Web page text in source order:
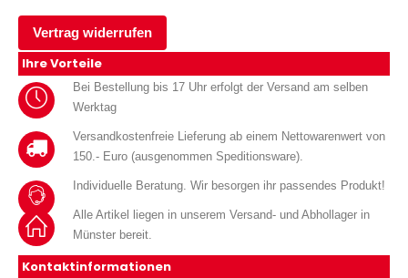
Vertrag widerrufen
Ihre Vorteile
Bei Bestellung bis 17 Uhr erfolgt der Versand am selben
Werktag
Versandkostenfreie Lieferung ab einem Nettowarenwert von
150.- Euro (ausgenommen Speditionsware).
Individuelle Beratung. Wir besorgen ihr passendes Produkt!
Alle Artikel liegen in unserem Versand- und Abhollager in
Münster bereit.
Kontaktinformationen